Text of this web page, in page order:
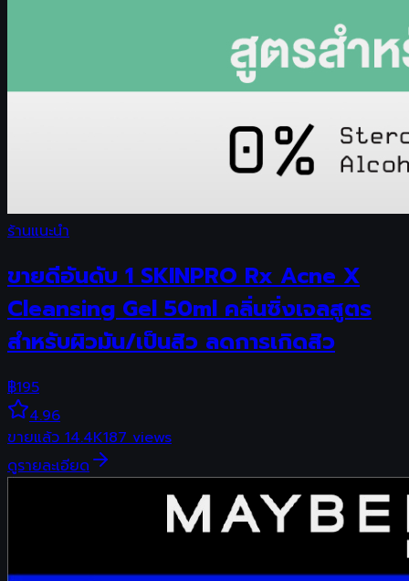
ร้านแนะนำ
ขายดีอันดับ 1 SKINPRO Rx Acne X
Cleansing Gel 50ml คลิ่นซิ่งเจลสูตร
สำหรับผิวมัน/เป็นสิว ลดการเกิดสิว
฿195
4.96
ขายแล้ว14.4K187views
ดูรายละเอียด